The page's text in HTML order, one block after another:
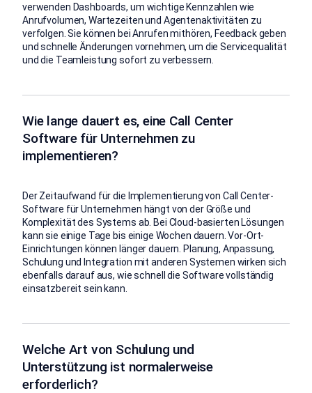
verwenden Dashboards, um wichtige Kennzahlen wie
Anrufvolumen, Wartezeiten und Agentenaktivitäten zu
verfolgen. Sie können bei Anrufen mithören, Feedback geben
und schnelle Änderungen vornehmen, um die Servicequalität
und die Teamleistung sofort zu verbessern.
Wie lange dauert es, eine Call Center
Software für Unternehmen zu
implementieren?
Der Zeitaufwand für die Implementierung von Call Center-
Software für Unternehmen hängt von der Größe und
Komplexität des Systems ab. Bei Cloud-basierten Lösungen
kann sie einige Tage bis einige Wochen dauern. Vor-Ort-
Einrichtungen können länger dauern. Planung, Anpassung,
Schulung und Integration mit anderen Systemen wirken sich
ebenfalls darauf aus, wie schnell die Software vollständig
einsatzbereit sein kann.
Welche Art von Schulung und
Unterstützung ist normalerweise
erforderlich?